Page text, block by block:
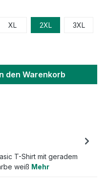
XL 2XL 3XL
den Warenkorb
T-Shirt mit geradem
weiß Mehr